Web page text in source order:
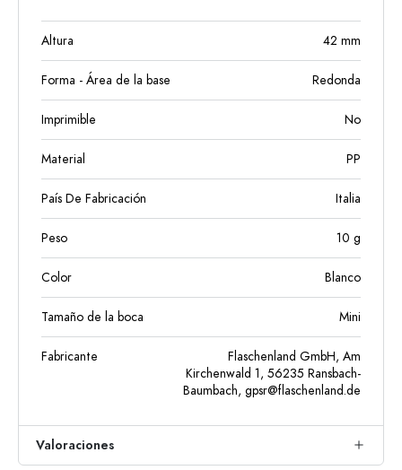
Altura 42 mm
Forma - Área de la base Redonda
Imprimible No
Material PP
País De Fabricación Italia
Peso 10 g
Color Blanco
Tamaño de la boca Mini
Fabricante
Flaschenland GmbH, Am
Kirchenwald 1, 56235 Ransbach-
Baumbach, gpsr@flaschenland.de
Valoraciones